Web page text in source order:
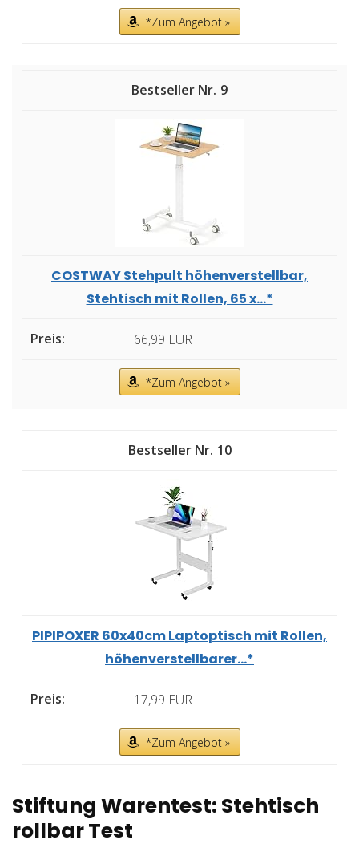
*Zum Angebot »
9
COSTWAY Stehpult höhenverstellbar,
Stehtisch mit Rollen, 65 x...*
66,99 EUR
*Zum Angebot »
10
PIPIPOXER 60x40cm Laptoptisch mit Rollen,
höhenverstellbarer...*
17,99 EUR
*Zum Angebot »
Stiftung Warentest: Stehtisch
rollbar Test